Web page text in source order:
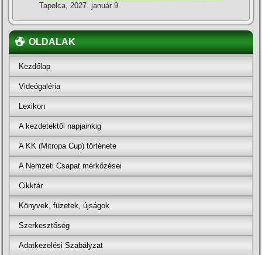
Tapolca, 2027. január 9.
OLDALAK
Kezdőlap
Videógaléria
Lexikon
A kezdetektől napjainkig
A KK (Mitropa Cup) története
A Nemzeti Csapat mérkőzései
Cikktár
Könyvek, füzetek, újságok
Szerkesztőség
Adatkezelési Szabályzat